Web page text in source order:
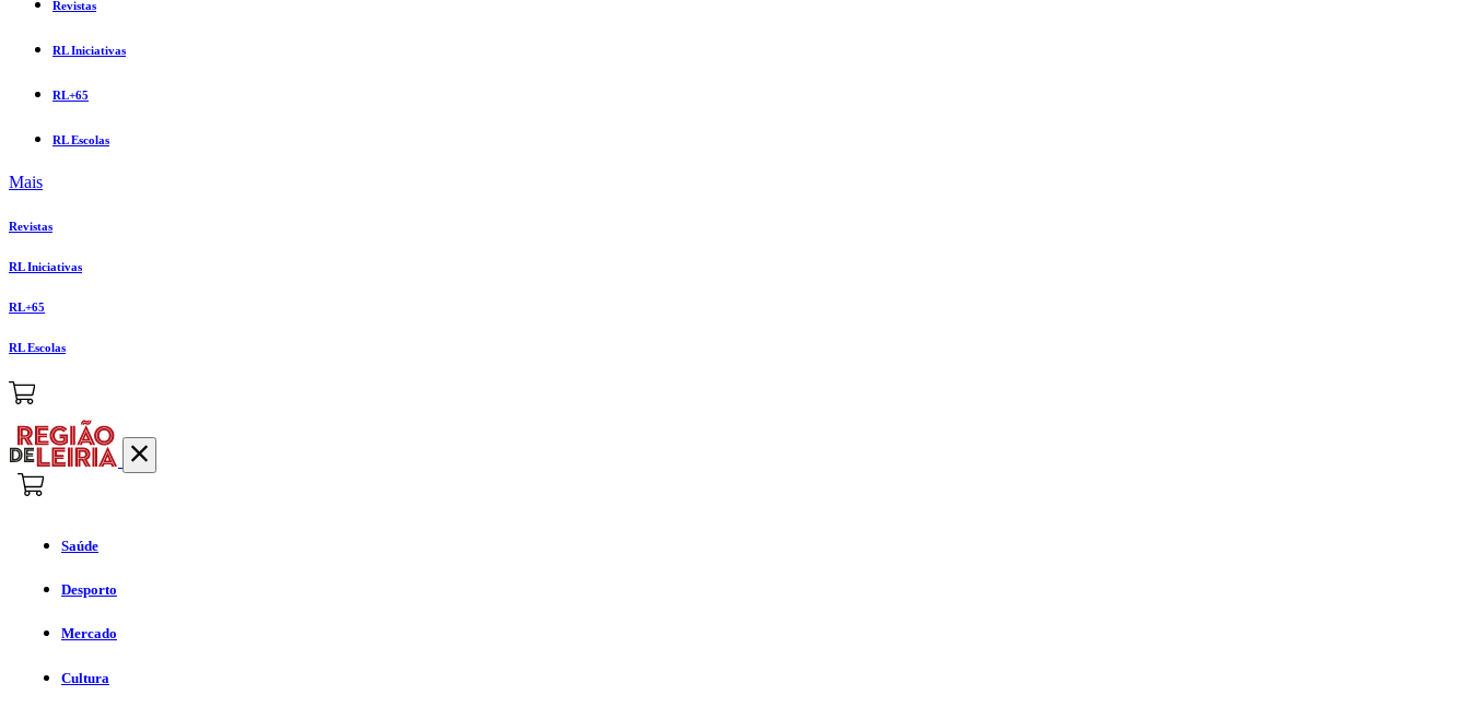
Revistas
RL Iniciativas
RL+65
RL Escolas
Mais
Revistas
RL Iniciativas
RL+65
RL Escolas
Saúde
Desporto
Mercado
Cultura